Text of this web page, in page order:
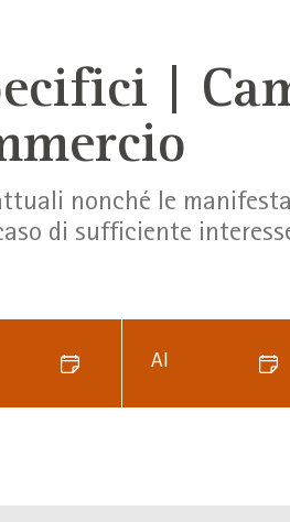
|
nonché le
di sufficiente
Al